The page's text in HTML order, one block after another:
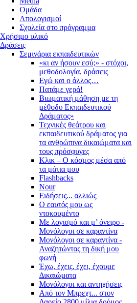
Ομάδα
Απολογισμοί
Σχολεία στο πρόγραμμα
Χρήσιμο υλικό
Δράσεις
Σεμινάρια εκπαιδευτικών
«κι αν ήσουν εσύ;» - στόχοι,
μεθοδολογία, δράσεις
Εγώ και ο άλλος…
Πατάμε γερά!
Βιωματική μάθηση με τη
μέθοδο Εκπαιδευτικού
Δράματος»
Τεχνικές θεάτρου και
εκπαιδευτικού δράματος για
τα ανθρώπινα δικαιώματα και
τους πρόσφυγες
Κλικ – Ο κόσμος μέσα από
τα μάτια μου
Flashbacks
Nour
Ειδήσεις... αλλιώς
Ο εαυτός μου ως
ντοκουμέντο
Με λογισμό και μ’ όνειρο -
Μονόλογοι σε καραντίνα
Μονόλογοι σε καραντίνα -
Αναζητώντας τη δική μου
φωνή
Έχω, έχεις, έχει, έχουμε
Δικαιώματα
Μονόλογοι και αντηχήσεις
Από τον Μπρεχτ... στον